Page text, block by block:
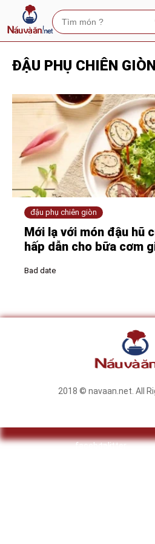
ĐẬU PHỤ CHIÊN GIÒN
đậu phụ chiên giòn
Mới lạ với món đậu hũ
hấp dẫn cho bữa cơm
Bad date
2018 © navaan.net. All
facebooktwitter